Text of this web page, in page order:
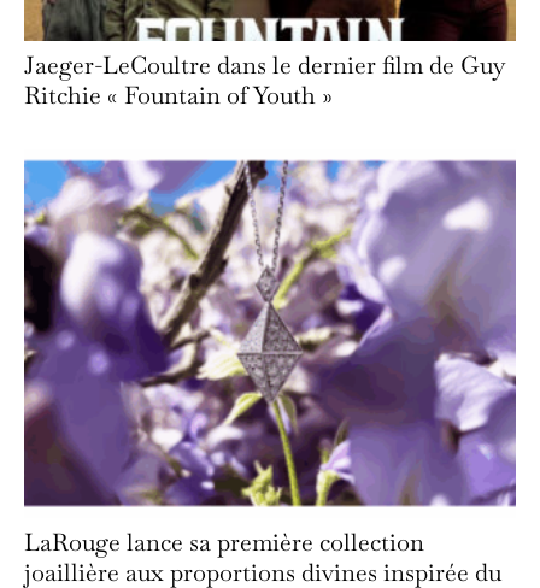
Jaeger-LeCoultre dans le dernier film de Guy
Ritchie « Fountain of Youth »
LaRouge lance sa première collection
joaillière aux proportions divines inspirée du